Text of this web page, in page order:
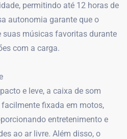
permitindo até 12 horas de
autonomia garante que o
suas músicas favoritas durante
com a carga.
e leve, a caixa de som
fixada em motos,
entretenimento e
ao ar livre. Além disso, o